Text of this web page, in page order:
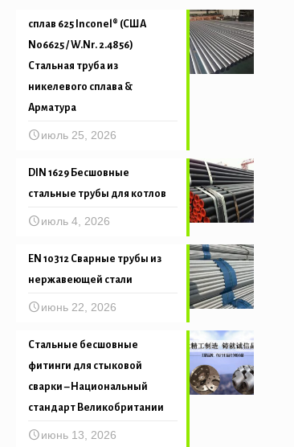
сплав 625 Inconel® (США
N06625 / W.Nr. 2.4856)
Стальная труба из
никелевого сплава &
Арматура
июль 25, 2026
DIN 1629 Бесшовные
стальные трубы для котлов
июль 4, 2026
EN 10312 Сварные трубы из
нержавеющей стали
июнь 22, 2026
Стальные бесшовные
фитинги для стыковой
сварки – Национальный
стандарт Великобритании
июнь 13, 2026